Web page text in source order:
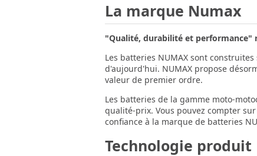
La marque Numax
"Qualité, durabilité et performance"
Les batteries NUMAX sont
d'aujourd'hui. NUMAX propose
valeur de premier ordre.
Les batteries de la gamme moto-
qualité-prix. Vous pouvez compter
confiance à la marque de batteries
Technologie produit